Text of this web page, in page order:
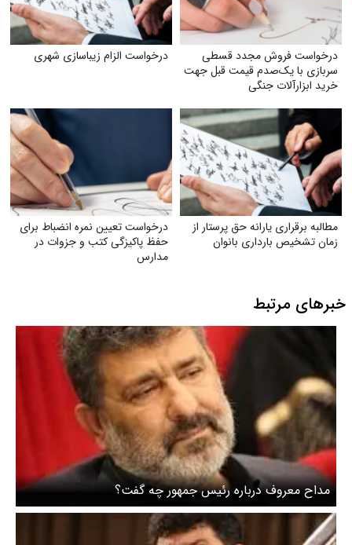
درخواست فروش مجدد قسطی
سربازی با یک‌صدم قیمت قبل جهت
خرید ابزارآلات جنگی
درخواست الزام زیبا‌سازی شهری
مطالبه برقراری یارانه حق پرستار از
زمان تشخیص بارداری بانوان
درخواست تعیین نمره انضباط برای
حفظ پاکیزگی کتب و جزوات در
مدارس
خبرهای مرتبط
مداح معروف درباره رئیس جمهور چه گفت؟